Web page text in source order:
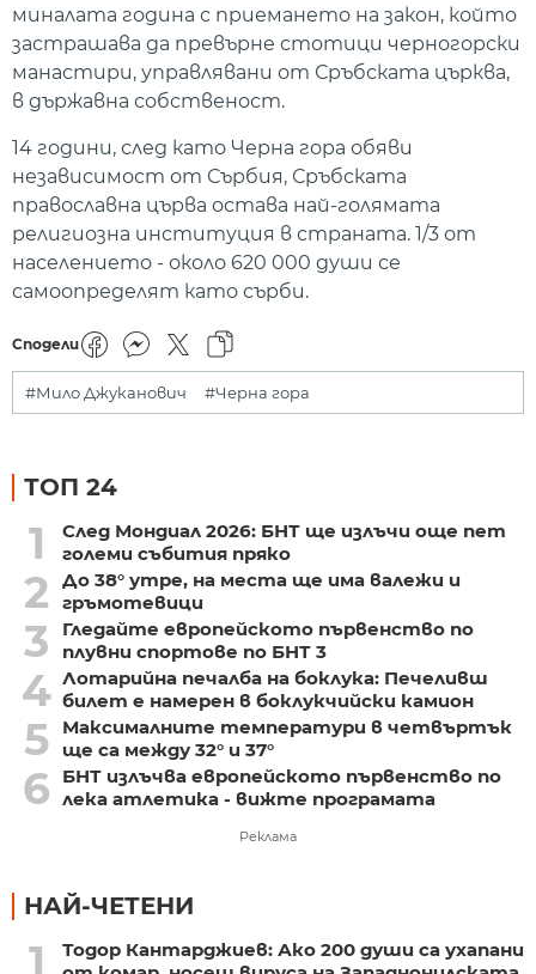
миналата година с приемането на закон, който
застрашава да превърне стотици черногорски
манастири, управлявани от Сръбската църква,
в държавна собственост.
14 години, след като Черна гора обяви
независимост от Сърбия, Сръбската
православна църва остава най-голямата
религиозна институция в страната. 1/3 от
населението - около 620 000 души се
самоопределят като сърби.
Сподели
#Мило Джуканович #Черна гора
ТОП 24
1
След Мондиал 2026: БНТ ще излъчи още пет
големи събития пряко
2
До 38° утре, на места ще има валежи и
гръмотевици
3
Гледайте европейското първенство по
плувни спортове по БНТ 3
4 Лотарийна печалба на боклука: Печеливш
билет е намерен в боклукчийски камион
5
Максималните температури в четвъртък
ще са между 32° и 37°
6
БНТ излъчва европейското първенство по
лека атлетика - вижте програмата
Реклама
НАЙ-ЧЕТЕНИ
1
Тодор Кантарджиев: Ако 200 души са ухапани